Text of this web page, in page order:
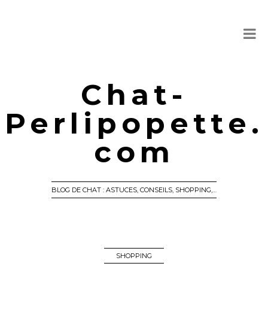
Chat-
Perlipopette.
com
BLOG DE CHAT : ASTUCES, CONSEILS, SHOPPING,…
SHOPPING